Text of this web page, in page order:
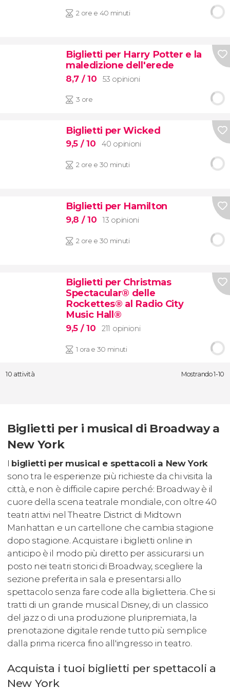
2 ore e 40 minuti
Biglietti per Harry Potter e la
maledizione dell'erede
8,7 / 10 53 opinioni
3 ore
Biglietti per Wicked
9,5 / 10 40 opinioni
2 ore e 30 minuti
Biglietti per Hamilton
9,8 / 10 13 opinioni
2 ore e 30 minuti
Biglietti per Christmas
Spectacular® delle
Rockettes® al Radio City
Music Hall®
9,5 / 10 211 opinioni
1 ora e 30 minuti
10 attività Mostrando 1-10
Biglietti per i musical di Broadway a
New York
I biglietti per musical e spettacoli a New York
sono tra le esperienze più richieste da chi visita la
città, e non è difficile capire perché: Broadway è il
cuore della scena teatrale mondiale, con oltre 40
teatri attivi nel Theatre District di Midtown
Manhattan e un cartellone che cambia stagione
dopo stagione. Acquistare i biglietti online in
anticipo è il modo più diretto per assicurarsi un
posto nei teatri storici di Broadway, scegliere la
sezione preferita in sala e presentarsi allo
spettacolo senza fare code alla biglietteria. Che si
tratti di un grande musical Disney, di un classico
del jazz o di una produzione pluripremiata, la
prenotazione digitale rende tutto più semplice
dalla prima ricerca fino all'ingresso in teatro.
Acquista i tuoi biglietti per spettacoli a
New York